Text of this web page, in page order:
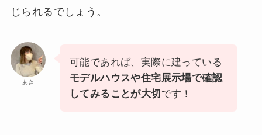
じられるでしょう。
あき
可能であれば、実際に建っている
モデルハウスや住宅展示場で確認
してみることが大切 です！